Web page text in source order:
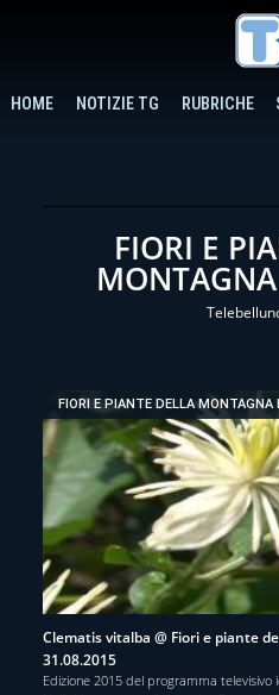
HOME NOTIZIE TG RUBRICHE
FIORI E
FIORI E PIANTE DELLA MONTAGNA
Clematis vitalba @ Fiori e piante
31.08.2015
Edizione 2015 del programma